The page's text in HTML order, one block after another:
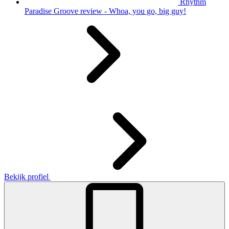
Paradise Groove review - Whoa, you go, big guy!
Bekijk profiel